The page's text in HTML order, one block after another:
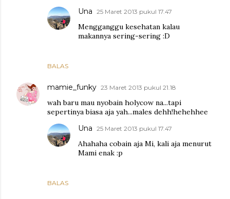
BALAS
Una 25 Maret 2013 pukul 17.47
Mengganggu kesehatan kalau
makannya sering-sering :D
mamie_funky 23 Maret 2013 pukul 21.18
wah baru mau nyobain holycow na...tapi
sepertinya biasa aja yah...males dehh!hehehhee
BALAS
Una 25 Maret 2013 pukul 17.47
Ahahaha cobain aja Mi, kali aja menurut
Mami enak :p